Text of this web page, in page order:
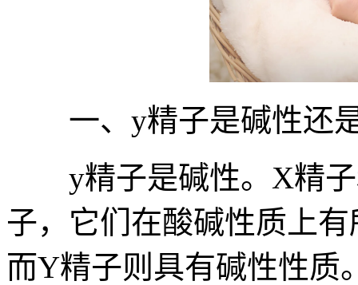
一、y精子是碱性还
y精子是碱性。X精子
子，它们在酸碱性质上
而Y精子则具有碱性性质